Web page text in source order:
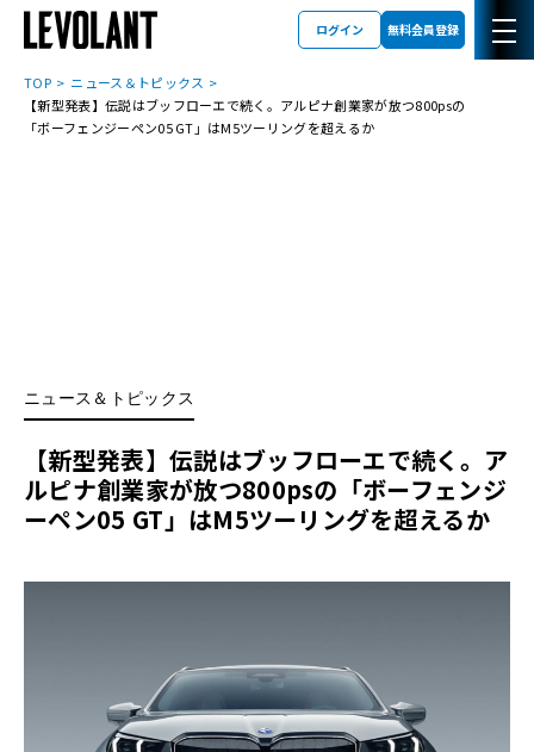
ログイン 無料会員登録
TOP
ニュース＆トピックス
【新型発表】伝説はブッフローエで続く。アルピナ創業家が放つ800psの
「ボーフェンジーペン05 GT」はM5ツーリングを超えるか
ニュース＆トピックス
【新型発表】伝説はブッフローエで続く。ア
ルピナ創業家が放つ800psの「ボーフェンジ
ーペン05 GT」はM5ツーリングを超えるか